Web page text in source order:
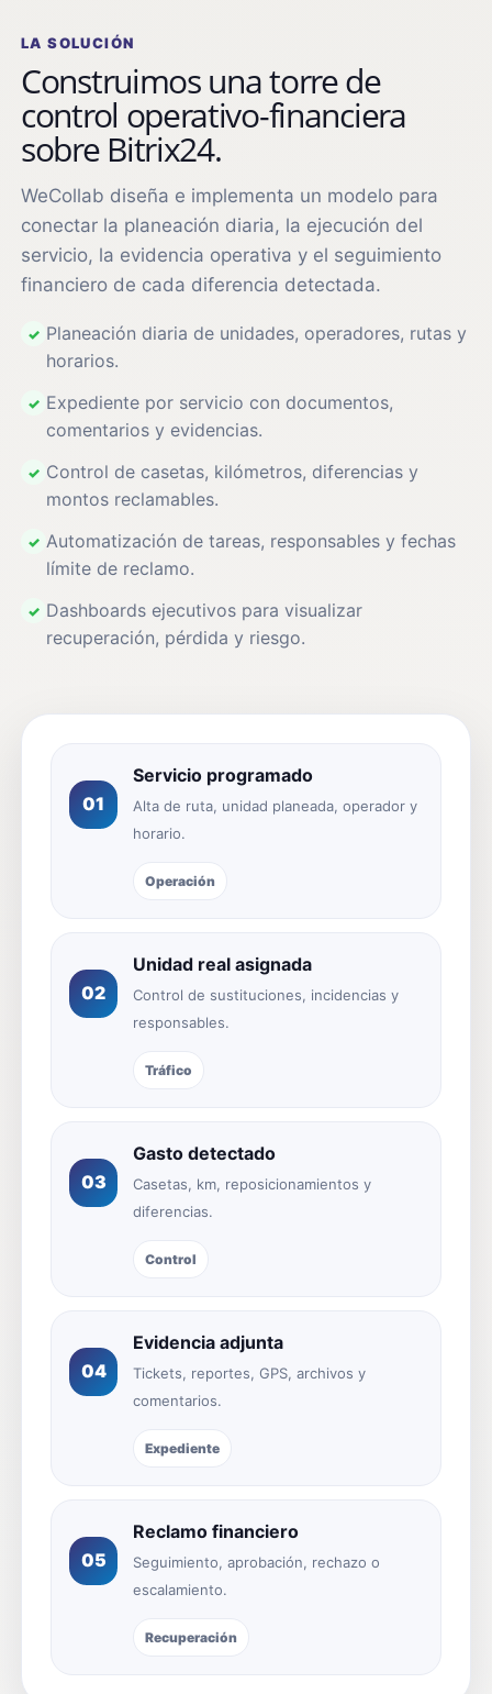
LA SOLUCIÓN
Construimos una torre de
control operativo-financiera
sobre Bitrix24.
WeCollab diseña e implementa un modelo para
conectar la planeación diaria, la ejecución del
servicio, la evidencia operativa y el seguimiento
financiero de cada diferencia detectada.
✓ Planeación diaria de unidades, operadores, rutas y
horarios.
✓ Expediente por servicio con documentos,
comentarios y evidencias.
✓ Control de casetas, kilómetros, diferencias y
montos reclamables.
✓ Automatización de tareas, responsables y fechas
límite de reclamo.
✓ Dashboards ejecutivos para visualizar
recuperación, pérdida y riesgo.
01
Servicio programado
Alta de ruta, unidad planeada, operador y
horario.
Operación
02
Unidad real asignada
Control de sustituciones, incidencias y
responsables.
Tráfico
03
Gasto detectado
Casetas, km, reposicionamientos y
diferencias.
Control
04
Evidencia adjunta
Tickets, reportes, GPS, archivos y
comentarios.
Expediente
05
Reclamo financiero
Seguimiento, aprobación, rechazo o
escalamiento.
Recuperación